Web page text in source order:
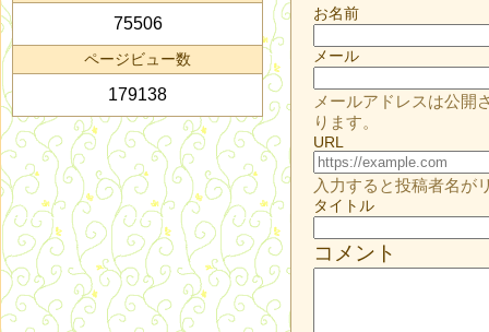
お名前
メール
メールアドレスは公開
ります。
URL
入力すると投稿者名が
タイトル
コメント
75506
ページビュー数
179138